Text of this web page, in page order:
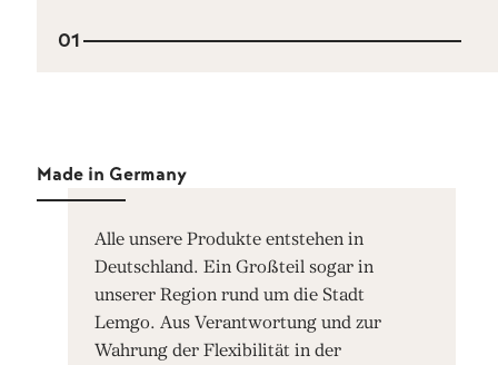
01
Made in Germany
Alle unsere Produkte entstehen in
Deutschland. Ein Großteil sogar in
unserer Region rund um die Stadt
Lemgo. Aus Verantwortung und zur
Wahrung der Flexibilität in der